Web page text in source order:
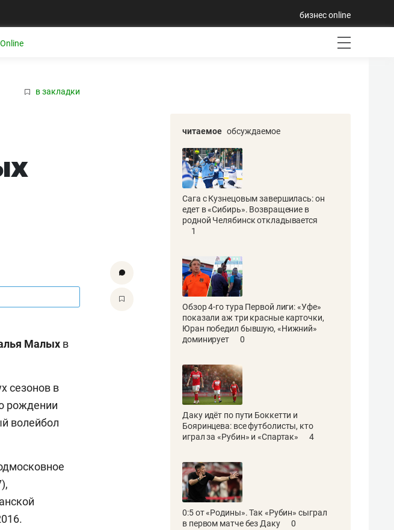
бизнес online
в закладки
Малых в
сезонов в
рождении
волейбол
читаемое обсуждаемое
Сага с Кузнецовым завершилась: он
едет в «Сибирь». Возвращение в
родной Челябинск откладывается
1
Обзор 4-го тура Первой лиги: «Уфе»
показали аж три красные карточки,
Юран победил бывшую, «Нижний»
доминирует
0
Даку идёт по пути Боккетти и
Бояринцева: все футболисты, кто
играл за «Рубин» и «Спартак»
4
0:5 от «Родины». Так «Рубин» сыграл
в первом матче без Даку
0